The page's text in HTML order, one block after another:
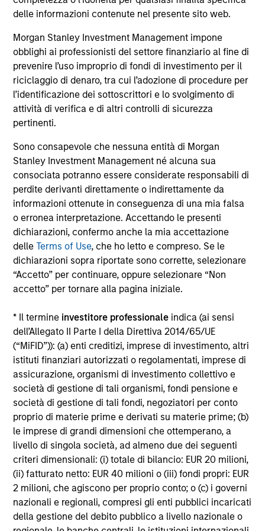
delle informazioni contenute nel presente sito web.
Morgan Stanley Investment Management impone
obblighi ai professionisti del settore finanziario al fine di
prevenire l’uso improprio di fondi di investimento per il
riciclaggio di denaro, tra cui l’adozione di procedure per
l’identificazione dei sottoscrittori e lo svolgimento di
attività di verifica e di altri controlli di sicurezza
pertinenti.
Sono consapevole che nessuna entità di Morgan
Stanley Investment Management né alcuna sua
consociata potranno essere considerate responsabili di
perdite derivanti direttamente o indirettamente da
informazioni ottenute in conseguenza di una mia falsa
o erronea interpretazione. Accettando le presenti
dichiarazioni, confermo anche la mia accettazione
delleTerms of Use, che ho letto e compreso. Se le
dichiarazioni sopra riportate sono corrette, selezionare
“Accetto” per continuare, oppure selezionare “Non
accetto” per tornare alla pagina iniziale.
* Il termine investitore professionale indica (ai sensi
dell’Allegato II Parte I della Direttiva 2014/65/UE
(“MiFID”)): (a) enti creditizi, imprese di investimento, altri
istituti finanziari autorizzati o regolamentati, imprese di
assicurazione, organismi di investimento collettivo e
società di gestione di tali organismi, fondi pensione e
società di gestione di tali fondi, negoziatori per conto
proprio di materie prime e derivati su materie prime; (b)
le imprese di grandi dimensioni che ottemperano, a
livello di singola società, ad almeno due dei seguenti
criteri dimensionali: (i) totale di bilancio: EUR 20 milioni,
(ii) fatturato netto: EUR 40 milioni o (iii) fondi propri: EUR
2 milioni, che agiscono per proprio conto; o (c) i governi
nazionali e regionali, compresi gli enti pubblici incaricati
della gestione del debito pubblico a livello nazionale o
all’emissione e al rimborso delle azioni. La fonte di tutti i
Investment Management Limited (“MSIM Ltd”).
Il valore degli investimenti e i proventi da essi derivanti
possono aumentare come diminuire e un investitore può
non
recuperare l'importo investito.
I dati di performance per i comparti con track record
inferiore a un anno non sono illustrati. Le performance sono
calcolate al netto delle commissioni. I dati di performance
da inizio anno non sono annualizzati. Le performance di
altre classi di azioni, se disponibili, potrebbero essere
diverse. Prima di investire si consiglia di valutare
attentamente gli obiettivi d’investimento, i rischi, le
commissioni e le spese del comparto.
Il ricorso alla leva aumenta i rischi: una variazione
relativamente contenuta nel valore di un investimento può
determinare una variazione molto più elevata, sia in senso
positivo che negativo, nel valore di quell’investimento e, di
conseguenza, nel valore del Comparto.
Alcuni documenti disponibili in questo sito possono
riguardare più comparti della gamma Morgan Stanley
sono disponibili in tutte le giurisdizioni e che i comparti non
sono disponibili per le persone residenti nelle giurisdizioni
in cui tale distribuzione o disponibilità sia contraria alle
leggi o ai regolamenti locali.
Più alta è la categoria (1-7), maggiore è il potenziale di
rendimento, ma anche il rischio di perdere l’investimento.
La categoria 1 non indica un investimento privo di rischio. Si
rimanda al Documento contenente informazioni chiave per
gli investitori (KIID), nella sezione Risorse, per il rating di
rischio specifico per le classi di azioni e le avvertenze.
Il Morningstar Rating™, o “star rating” viene calcolato per i
prodotti gestiti (inclusi fondi comuni, sottoconti di rendite
variabili e polizze vita variabili, exchange-traded fund, fondi
chiusi e conti separati) con uno storico minimo di tre anni.
Gli exchange-traded fund e i fondi comuni aperti sono
considerati come un’unica categoria a fini comparativi. Il
rating viene calcolato sulla base di una misura del